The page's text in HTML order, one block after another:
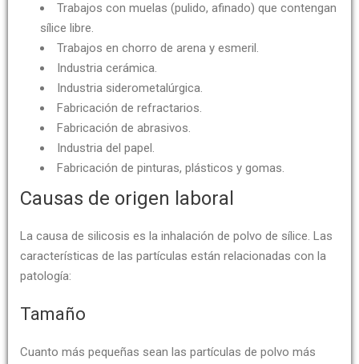
Trabajos con muelas (pulido, afinado) que contengan
sílice libre.
Trabajos en chorro de arena y esmeril.
Industria cerámica.
Industria siderometalúrgica.
Fabricación de refractarios.
Fabricación de abrasivos.
Industria del papel.
Fabricación de pinturas, plásticos y gomas.
Causas de origen laboral
La causa de silicosis es la inhalación de polvo de sílice. Las
características de las partículas están relacionadas con la
patología:
Tamaño
Cuanto más pequeñas sean las partículas de polvo más